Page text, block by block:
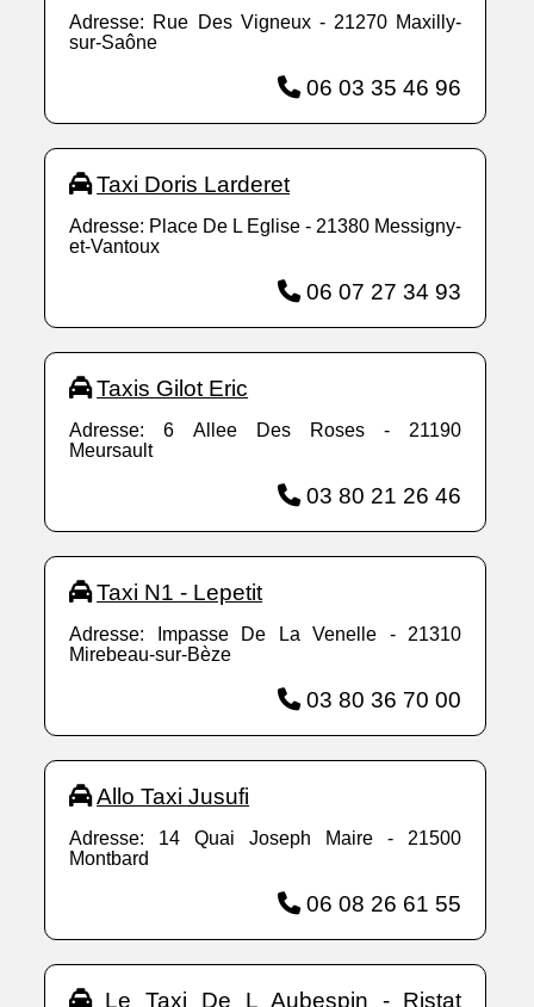
Adresse: Rue Des Vigneux - 21270 Maxilly-
sur-Saône
06 03 35 46 96
Taxi Doris Larderet
Adresse: Place De L Eglise - 21380 Messigny-
et-Vantoux
06 07 27 34 93
Taxis Gilot Eric
Adresse: 6 Allee Des Roses - 21190
Meursault
03 80 21 26 46
Taxi N1 - Lepetit
Adresse: Impasse De La Venelle - 21310
Mirebeau-sur-Bèze
03 80 36 70 00
Allo Taxi Jusufi
Adresse: 14 Quai Joseph Maire - 21500
Montbard
06 08 26 61 55
Le Taxi De L Aubespin - Ristat